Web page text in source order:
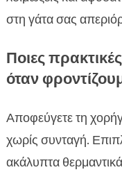
στη γάτα σας
Ποιες
όταν
Αποφεύγετε τη
χωρίς συνταγή.
ακάλυπτα